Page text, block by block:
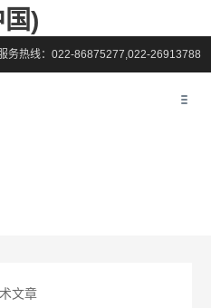
)
务热线：022-86875277,022-26913788
文章